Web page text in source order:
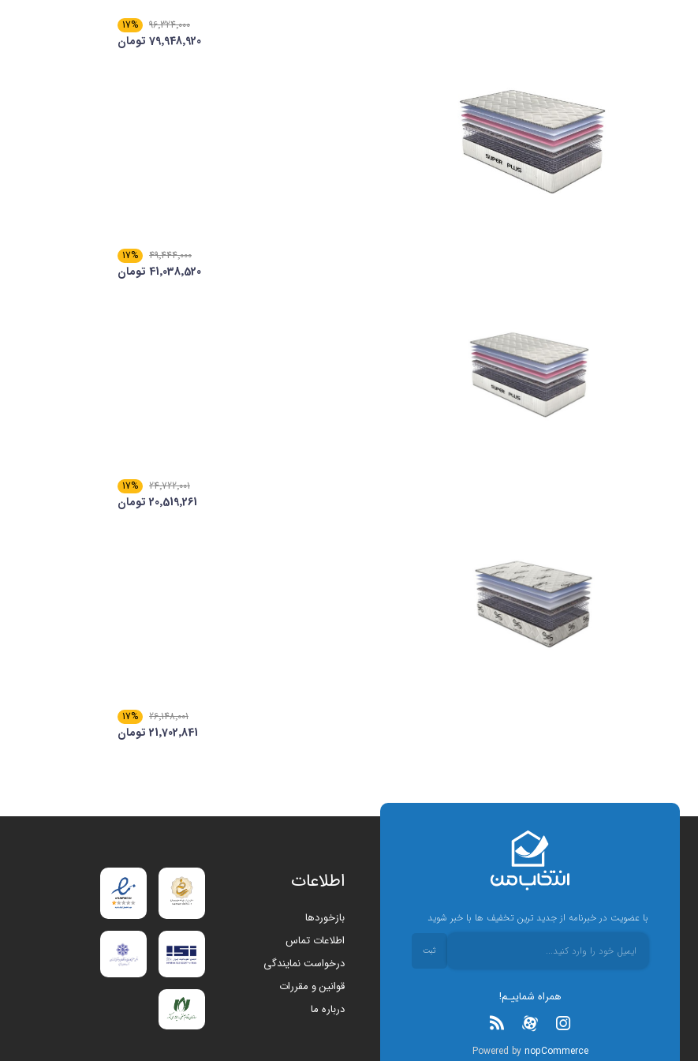
96٬324٬000
17%
79٬948٬920 تومان
49٬444٬000
17%
41٬038٬520 تومان
24٬722٬001
17%
20٬519٬261 تومان
26٬148٬001
17%
21٬702٬841 تومان
با عضویت در خبرنامه از جدید ترین تخفیف ها با خبر شوید
ثبت
همراه شماییـم!
Powered by nopCommerce
اطلاعات
بازخوردها
اطلاعات تماس
درخواست نمایندگی
قوانین و مقررات
درباره ما